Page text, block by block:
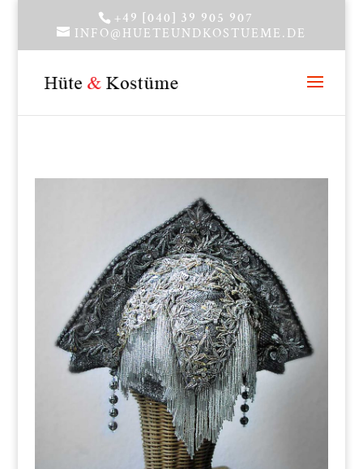
+49 [040] 39 905 907
INFO@HUETEUNDKOSTUEME.DE